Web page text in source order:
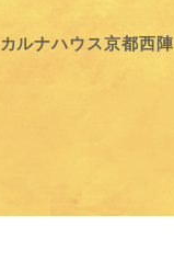
カルナハウス京都西陣